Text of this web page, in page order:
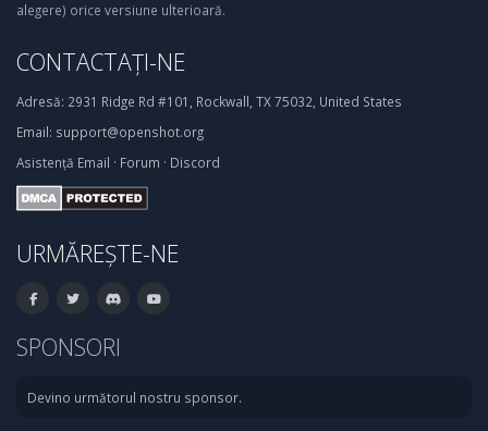
alegere) orice versiune ulterioară.
CONTACTAȚI-NE
Adresă: 2931 Ridge Rd #101, Rockwall, TX 75032, United States
Email: support@openshot.org
Asistență Email · Forum · Discord
URMĂREȘTE-NE
SPONSORI
Devino următorul nostru sponsor.